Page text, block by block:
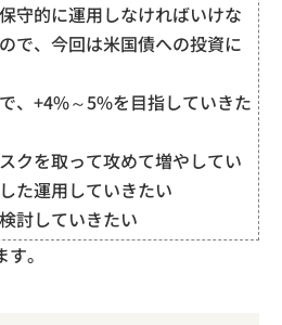
守的に運用しなければいけな
で、今回は米国債への投資に
、+4%～5%を目指していきた
クを取って攻めて増やしてい
た運用していきたい
討していきたい
。